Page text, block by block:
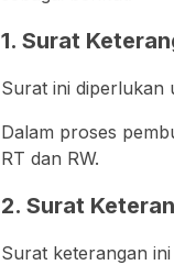
1. Surat
Surat ini diperlukan
Dalam proses
RT dan RW.
2. Surat
Surat keterangan